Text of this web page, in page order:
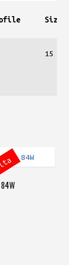
Size
15